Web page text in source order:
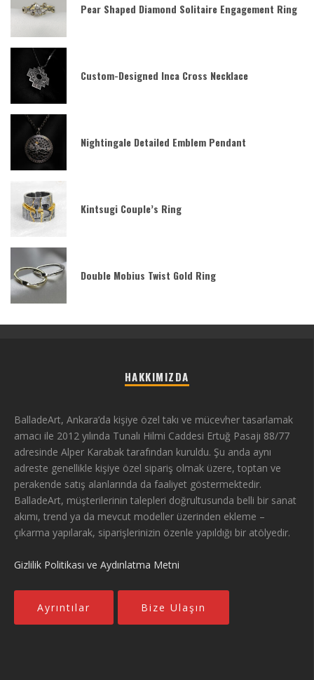
Pear Shaped Diamond Solitaire Engagement Ring
Custom-Designed Inca Cross Necklace
Nightingale Detailed Emblem Pendant
Kintsugi Couple’s Ring
Double Mobius Twist Gold Ring
HAKKIMIZDA
BalladeArt, Ankara’da kişiye özel takı ve mücevher tasarlamak
amacı ile 2012 yılında Tunalı Hilmi Caddesi Ertuğ Pasajı 88/77
adresinde Alper Karabak tarafından kuruldu. Şu anda aynı
adreste genellikle kişiye özel sipariş olmak üzere, toptan ve
perakende satış alanlarında da faaliyet göstermektedir.
BalladeArt, müşterilerinin talepleri doğrultusunda belli bir sanat
akımı, trend ya da mevcut modeller üzerinden ekleme –
çıkarma yapılarak, siparişlerinizin özenle yapıldığı bir atölyedir.
Gizlilik Politikası ve Aydınlatma Metni
Ayrıntılar Bize Ulaşın